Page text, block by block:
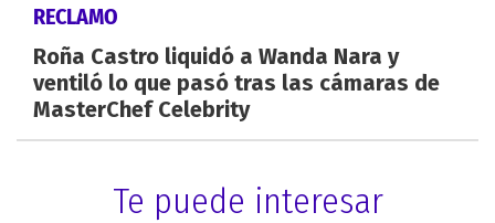
RECLAMO
Roña Castro liquidó a Wanda Nara y
ventiló lo que pasó tras las cámaras de
MasterChef Celebrity
Te puede interesar